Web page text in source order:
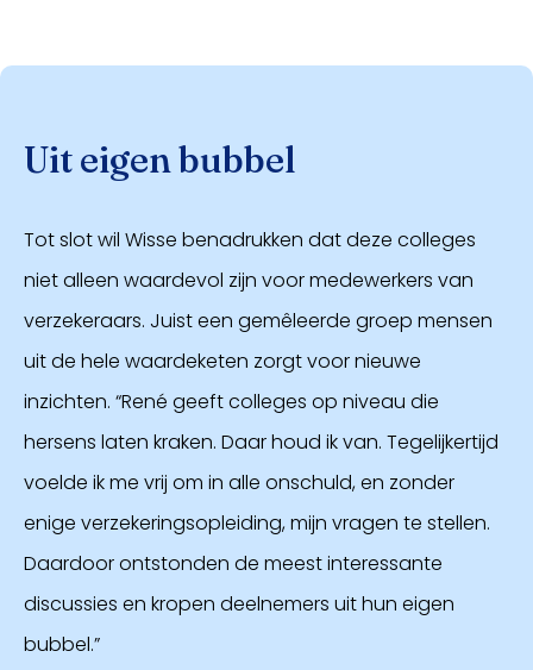
Uit eigen bubbel
Tot slot wil Wisse benadrukken dat deze colleges
niet alleen waardevol zijn voor medewerkers van
verzekeraars. Juist een gemêleerde groep mensen
uit de hele waardeketen zorgt voor nieuwe
inzichten. “René geeft colleges op niveau die
hersens laten kraken. Daar houd ik van. Tegelijkertijd
voelde ik me vrij om in alle onschuld, en zonder
enige verzekeringsopleiding, mijn vragen te stellen.
Daardoor ontstonden de meest interessante
discussies en kropen deelnemers uit hun eigen
bubbel.”